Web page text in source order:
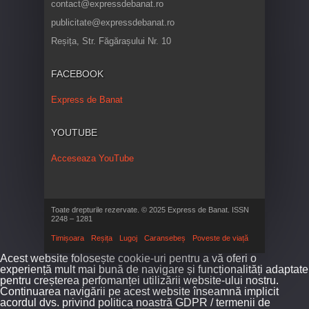
contact@expressdebanat.ro
publicitate@expressdebanat.ro
Reșița, Str. Făgărașului Nr. 10
FACEBOOK
Express de Banat
YOUTUBE
Acceseaza YouTube
Toate drepturile rezervate. © 2025 Express de Banat. ISSN
2248 – 1281
Timișoara Reșița Lugoj Caransebeș Poveste de viață
Acest website folosește cookie-uri pentru a vă oferi o
experiență mult mai bună de navigare și funcționalități adaptate
pentru creșterea perfomanței utilizării website-ului nostru.
Continuarea navigării pe acest website înseamnă implicit
acordul dvs. privind politica noastră GDPR / termenii de